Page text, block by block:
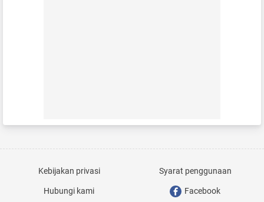
Kebijakan privasi Syarat penggunaan
Hubungi kami Facebook